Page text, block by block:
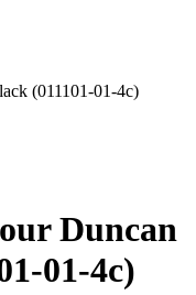
(011101-01-4c)
Duncan
01-4c)